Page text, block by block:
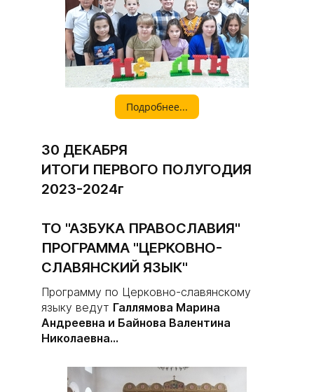
Подробнее...
30 ДЕКАБРЯ
ИТОГИ ПЕРВОГО ПОЛУГОДИЯ
2023-2024г
ТО "АЗБУКА ПРАВОСЛАВИЯ"
ПРОГРАММА "ЦЕРКОВНО-
СЛАВЯНСКИЙ ЯЗЫК"
Программу по Церковно-славянскому
языку ведут Галлямова Марина
Андреевна и Байнова Валентина
Николаевна...